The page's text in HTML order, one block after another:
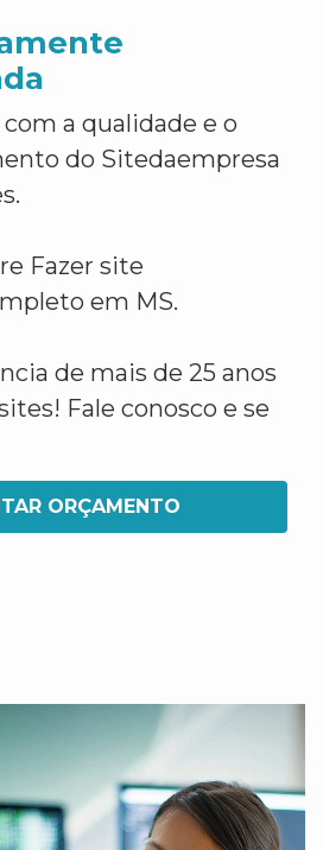
a qualidade e o
do Sitedaempresa
Fazer site
em MS.
de mais de 25 anos
Fale conosco e se
ORÇAMENTO